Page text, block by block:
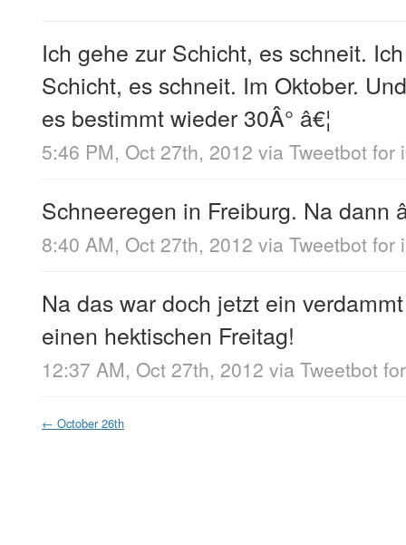
Ich gehe zur Schicht, es schneit.
Schicht, es schneit. Im Oktober.
es bestimmt wieder 30Â° â€¦
5:46 PM, Oct 27th, 2012 via Tweetbot for
Schneeregen in Freiburg. Na dann
8:40 AM, Oct 27th, 2012 via Tweetbot for
Na das war doch jetzt ein
einen hektischen Freitag!
12:37 AM, Oct 27th, 2012 via Tweetbot
← October 26th